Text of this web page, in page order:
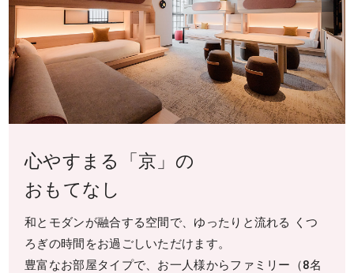
心やすまる「京」の
おもてなし
和とモダンが融合する空間で、ゆったりと流れる
くつ
ろぎの時間をお過ごしいただけます。
豊富なお部屋タイプで、お一人様からファミリー（8名